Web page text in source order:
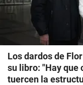
Los dardos de
su libro: "Hay que
tuercen la